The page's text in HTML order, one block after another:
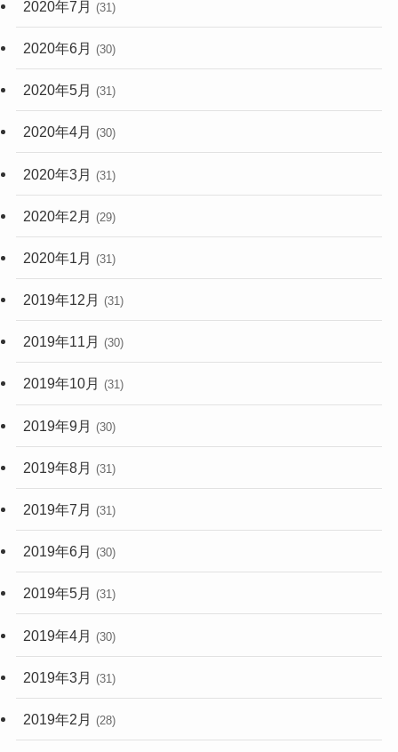
2020年7月 (31)
2020年6月 (30)
2020年5月 (31)
2020年4月 (30)
2020年3月 (31)
2020年2月 (29)
2020年1月 (31)
2019年12月 (31)
2019年11月 (30)
2019年10月 (31)
2019年9月 (30)
2019年8月 (31)
2019年7月 (31)
2019年6月 (30)
2019年5月 (31)
2019年4月 (30)
2019年3月 (31)
2019年2月 (28)